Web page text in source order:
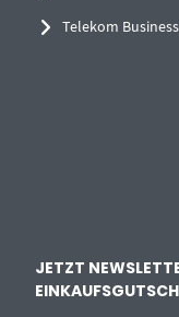
Telekom Business
JETZT